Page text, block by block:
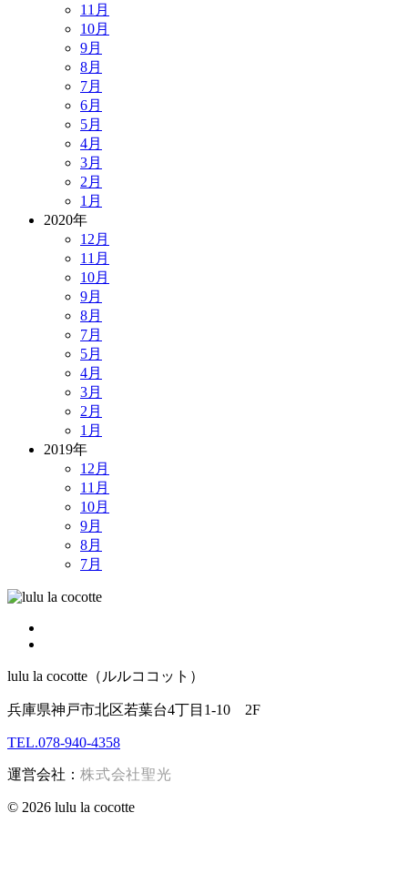
11月
10月
9月
8月
7月
6月
5月
4月
3月
2月
1月
2020年
12月
11月
10月
9月
8月
7月
5月
4月
3月
2月
1月
2019年
12月
11月
10月
9月
8月
7月
lulu la cocotte（ルルココット）
兵庫県神戸市北区若葉台4丁目1-10 2F
TEL.078-940-4358
運営会社： 株式会社聖光
© 2026 lulu la cocotte